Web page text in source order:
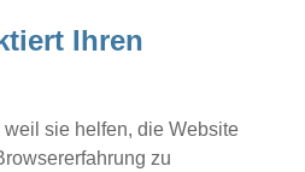
Ihren
sie helfen, die Website
zu